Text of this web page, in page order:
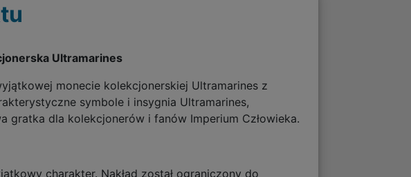
Ultramarines
monecie kolekcjonerskiej Ultramarines z
symbole i insygnia Ultramarines,
dla kolekcjonerów i fanów Imperium Człowieka.
charakter. Nakład został ograniczony do